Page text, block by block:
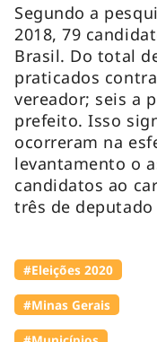
Segundo a
2018, 79
Brasil. Do total
praticados
vereador; seis a
prefeito. Isso
ocorreram na
levantamento o
candidatos ao
três de deputado
#Eleições 2020
#Minas Gerais